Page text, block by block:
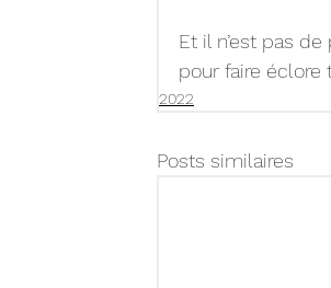
Et il n’est pas
pour faire éclore
2022
Posts similaires